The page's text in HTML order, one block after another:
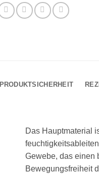
PRODUKTSICHERHEIT
Das Hauptmaterial
Gewebe, das einen
Bewegungsfreiheit